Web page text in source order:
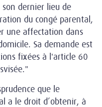
dernier lieu de
du congé parental,
une affectation dans
Sa demande est
fixées à l'article 60
que le
a le droit d’obtenir, à